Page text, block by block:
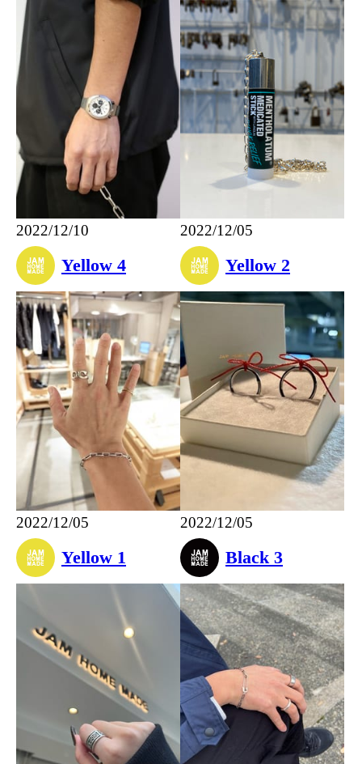
2022/12/10
Yellow 4
2022/12/05
Yellow 2
2022/12/05
Yellow 1
2022/12/05
Black 3